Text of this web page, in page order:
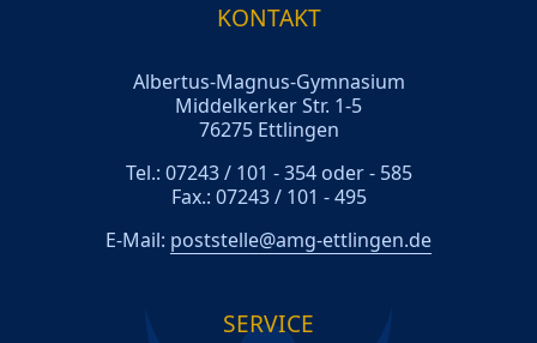
KONTAKT
Albertus-Magnus-Gymnasium
Middelkerker Str. 1-5
76275 Ettlingen
Tel.: 07243 / 101 - 354 oder - 585
Fax.: 07243 / 101 - 495
E-Mail: poststelle@amg-ettlingen.de
SERVICE